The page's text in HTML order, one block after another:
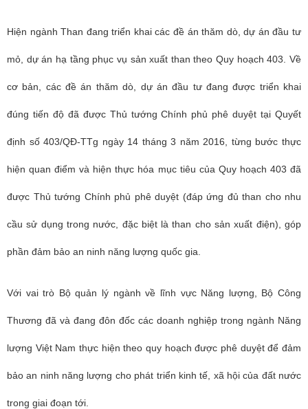
Hiện ngành Than đang triển khai các đề án thăm dò, dự án đầu tư
mỏ, dự án hạ tầng phục vụ sản xuất than theo Quy hoạch 403. Về
cơ bản, các đề án thăm dò, dự án đầu tư đang được triển khai
đúng tiến độ đã được Thủ tướng Chính phủ phê duyệt tại Quyết
định số 403/QĐ-TTg ngày 14 tháng 3 năm 2016, từng bước thực
hiện quan điểm và hiện thực hóa mục tiêu của Quy hoạch 403 đã
được Thủ tướng Chính phủ phê duyệt (đáp ứng đủ than cho nhu
cầu sử dụng trong nước, đặc biệt là than cho sản xuất điện), góp
phần đảm bảo an ninh năng lượng quốc gia.
Với vai trò Bộ quản lý ngành về lĩnh vực Năng lượng, Bộ Công
Thương đã và đang đôn đốc các doanh nghiệp trong ngành Năng
lượng Việt Nam thực hiện theo quy hoạch được phê duyệt để đảm
bảo an ninh năng lượng cho phát triển kinh tế, xã hội của đất nước
trong giai đoạn tới.